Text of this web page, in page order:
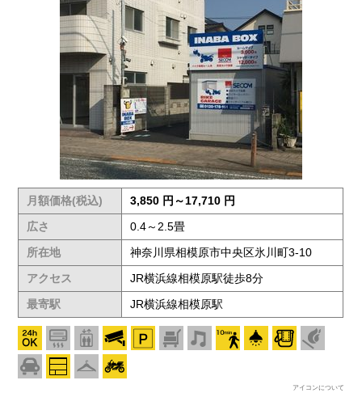
月額価格(税込)
3,850 円～17,710 円
広さ
0.4～2.5畳
所在地
神奈川県相模原市中央区氷川町3-10
アクセス
JR横浜線相模原駅徒歩8分
最寄駅
JR横浜線相模原駅
アイコンについて